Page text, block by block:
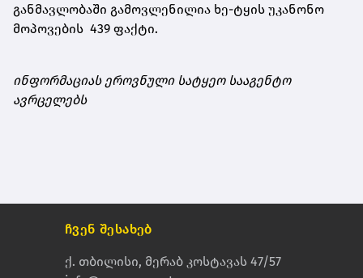
განმავლობაში გამოვლენილია ხე-ტყის უკანონო
მოპოვების 439 ფაქტი.
ინფორმაციას ეროვნული სატყეო სააგენტო
ავრცელებს
ჩვენ შესახებ
ქ. თბილისი, მერაბ კოსტავას 47/57